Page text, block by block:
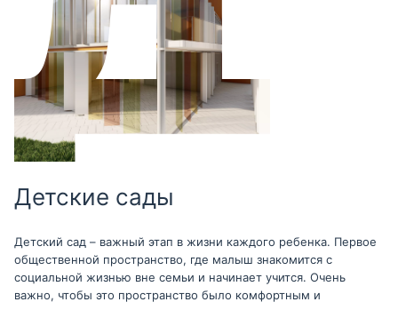
Детские сады
Детский сад – важный этап в жизни каждого ребенка. Первое
общественной пространство, где малыш знакомится с
социальной жизнью вне семьи и начинает учится. Очень
важно, чтобы это пространство было комфортным и